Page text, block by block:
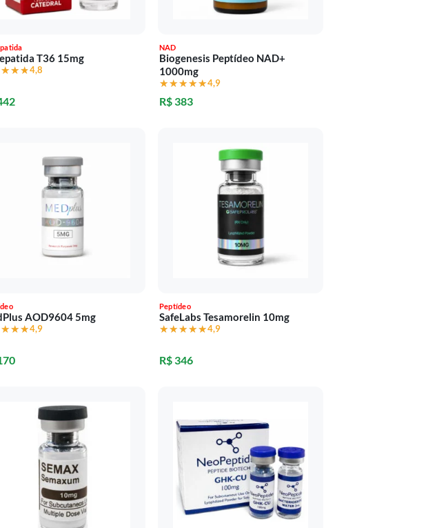
T36 15mg
4,8
NAD
Biogenesis Peptídeo NAD+
1000mg
★★★★★
★★★★★4,9
R$ 383
AOD9604 5mg
4,9
Peptídeo
SafeLabs Tesamorelin 10mg
★★★★★
★★★★★4,9
R$ 346